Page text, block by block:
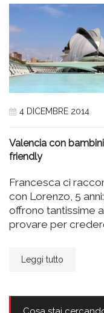
4 DICEMBRE 2014
Valencia con
friendly
Francesca ci
con Lorenzo, 5
offrono tantissime
provare per
Leggi tutto